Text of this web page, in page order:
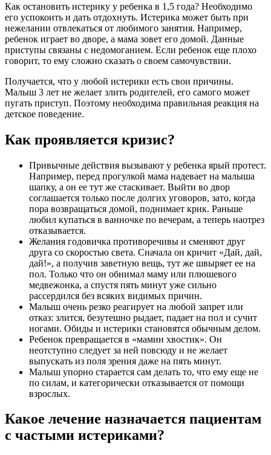
Как остановить истерику у ребенка в 1,5 года? Необходимо
его успокоить и дать отдохнуть. Истерика может быть при
нежелании отвлекаться от любимого занятия. Например,
ребенок играет во дворе, а мама зовет его домой. Данные
приступы связаны с недомоганием. Если ребенок еще плохо
говорит, то ему сложно сказать о своем самочувствии.
Получается, что у любой истерики есть свои причины.
Малыш 3 лет не желает злить родителей, его самого может
пугать приступ. Поэтому необходима правильная реакция на
детское поведение.
Как проявляется кризис?
Привычные действия вызывают у ребенка ярый протест.
Например, перед прогулкой мама надевает на малыша
шапку, а он ее тут же стаскивает. Выйти во двор
соглашается только после долгих уговоров, зато, когда
пора возвращаться домой, поднимает крик. Раньше
любил купаться в ванночке по вечерам, а теперь наотрез
отказывается.
Желания годовичка противоречивы и сменяют друг
друга со скоростью света. Сначала он кричит «Дай, дай,
дай!», а получив заветную вещь, тут же швыряет ее на
пол. Только что он обнимал маму или плюшевого
медвежонка, а спустя пять минут уже сильно
рассердился без всяких видимых причин.
Малыш очень резко реагирует на любой запрет или
отказ: злится, безутешно рыдает, падает на пол и сучит
ногами. Обиды и истерики становятся обычным делом.
Ребенок превращается в «мамин хвостик». Он
неотступно следует за ней повсюду и не желает
выпускать из поля зрения даже на пять минут.
Малыш упорно старается сам делать то, что ему еще не
по силам, и категорически отказывается от помощи
взрослых.
Какое лечение назначается пациентам
с частыми истериками?